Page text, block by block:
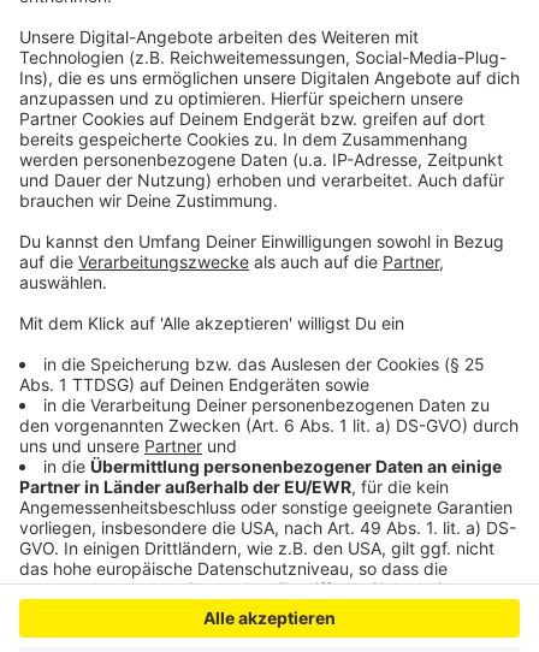
Anzeige
ist sie wohl wirklich in das Auto einer Frau gestiegen,
die dann auch eine Göttin Zuhause haben wollte. Aber
es ist ja gut ausgegangen: Jetzt arbeite ich daran,
dass Daisy uns verzeiht: Eure Hoheit versteht nämlich
nicht, wo wir 4 Wochen gesteckt haben.
Anzeige